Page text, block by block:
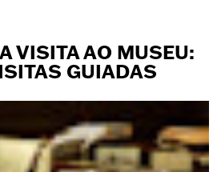
VISITA AO MUSEU:
GUIADAS